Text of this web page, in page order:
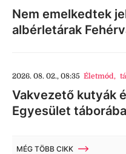
Nem emelkedtek
albérletárak
2026. 08. 02., 08:35 Életmód,
Vakvezető kutyák
Egyesület táborába
MÉG TÖBB CIKK